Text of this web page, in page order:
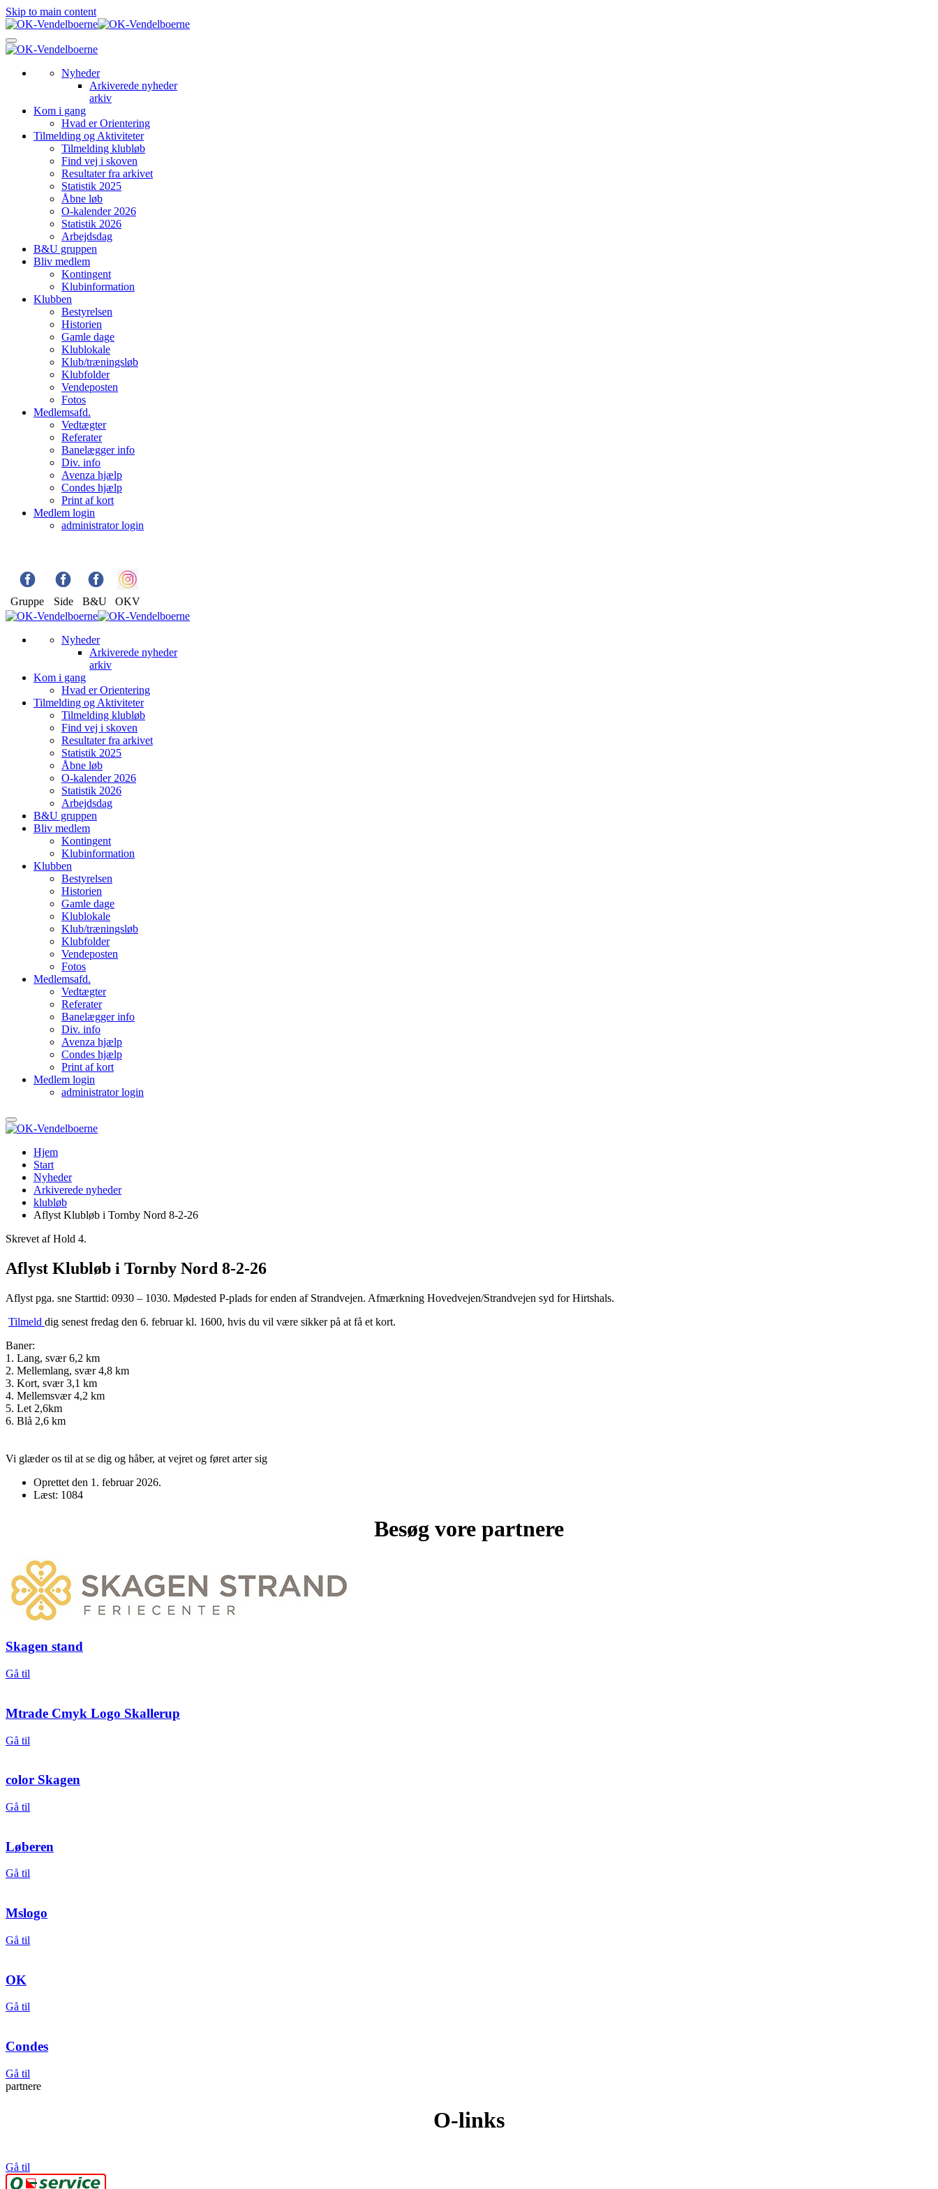
Skip to main content
Nyheder
Arkiverede nyheder
arkiv
Kom i gang
Hvad er Orientering
Tilmelding og Aktiviteter
Tilmelding klubløb
Find vej i skoven
Resultater fra arkivet
Statistik 2025
Åbne løb
O-kalender 2026
Statistik 2026
Arbejdsdag
B&U gruppen
Bliv medlem
Kontingent
Klubinformation
Klubben
Bestyrelsen
Historien
Gamle dage
Klublokale
Klub/træningsløb
Klubfolder
Vendeposten
Fotos
Medlemsafd.
Vedtægter
Referater
Banelægger info
Div. info
Avenza hjælp
Condes hjælp
Print af kort
Medlem login
administrator login
Gruppe Side B&U OKV
Nyheder
Arkiverede nyheder
arkiv
Kom i gang
Hvad er Orientering
Tilmelding og Aktiviteter
Tilmelding klubløb
Find vej i skoven
Resultater fra arkivet
Statistik 2025
Åbne løb
O-kalender 2026
Statistik 2026
Arbejdsdag
B&U gruppen
Bliv medlem
Kontingent
Klubinformation
Klubben
Bestyrelsen
Historien
Gamle dage
Klublokale
Klub/træningsløb
Klubfolder
Vendeposten
Fotos
Medlemsafd.
Vedtægter
Referater
Banelægger info
Div. info
Avenza hjælp
Condes hjælp
Print af kort
Medlem login
administrator login
Hjem
Start
Nyheder
Arkiverede nyheder
klubløb
Aflyst Klubløb i Tornby Nord 8-2-26
Skrevet af Hold 4.
Aflyst Klubløb i Tornby Nord 8-2-26
Aflyst pga. sne Starttid: 0930 – 1030. Mødested P-plads for enden af Strandvejen. Afmærkning Hovedvejen/Strandvejen syd for Hirtshals.
Tilmeld dig senest fredag den 6. februar kl. 1600, hvis du vil være sikker på at få et kort.
Baner:
1. Lang, svær 6,2 km
2. Mellemlang, svær 4,8 km
3. Kort, svær 3,1 km
4. Mellemsvær 4,2 km
5. Let 2,6km
6. Blå 2,6 km
Vi glæder os til at se dig og håber, at vejret og føret arter sig
Oprettet den 1. februar 2026.
Læst: 1084
Besøg vore partnere
Skagen stand
Gå til
Mtrade Cmyk Logo Skallerup
Gå til
color Skagen
Gå til
Løberen
Gå til
Mslogo
Gå til
OK
Gå til
Condes
Gå til
partnere
O-links
Gå til